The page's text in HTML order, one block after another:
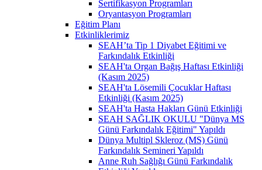
Sertifikasyon Programları
Oryantasyon Programları
Eğitim Planı
Etkinliklerimiz
SEAH’ta Tip 1 Diyabet Eğitimi ve
Farkındalık Etkinliği
SEAH'ta Organ Bağış Haftası Etkinliği
(Kasım 2025)
SEAH'ta Lösemili Çocuklar Haftası
Etkinliği (Kasım 2025)
SEAH'ta Hasta Hakları Günü Etkinliği
SEAH SAĞLIK OKULU "Dünya MS
Günü Farkındalık Eğitimi" Yapıldı
Dünya Multipl Skleroz (MS) Günü
Farkındalık Semineri Yapıldı
Anne Ruh Sağlığı Günü Farkındalık